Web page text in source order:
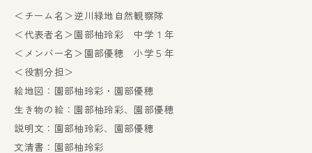
＜チーム名＞逆川緑地自然観察隊
＜代表者名＞園部柚玲彩 中学１年
＜メンバー名＞園部優穂 小学５年
＜役割分担＞
絵地図：園部柚玲彩・園部優穂
生き物の絵：園部柚玲彩、園部優穂
説明文：園部柚玲彩、園部優穂
文清書：園部柚玲彩